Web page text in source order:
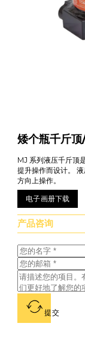
矮个瓶千斤
MJ 系列液压千斤顶
提升操作而设计。
方向上操作。
电子画册下载
产品咨询
提交